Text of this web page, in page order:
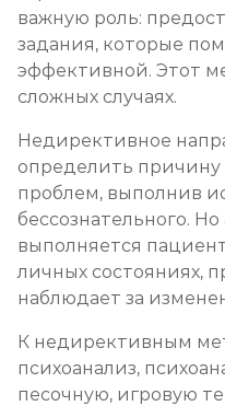
важную роль:
задания, которые
эффективной. Этот
сложных случаях.
Недирективное
определить причину
проблем, выполнив
бессознательного.
выполняется
личных состояниях,
наблюдает за
К недирективным
психоанализ,
песочную, игровую